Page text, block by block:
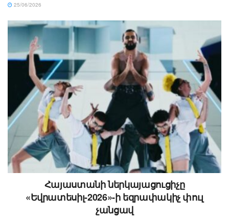
25/06/2026
Հայաստանի ներկայացուցիչը
«Եվրատեսիլ-2026»-ի եզրափակիչ փուլ
չանցավ